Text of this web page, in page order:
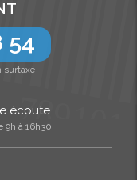
54
surtaxé
écoute
9h à 16h30